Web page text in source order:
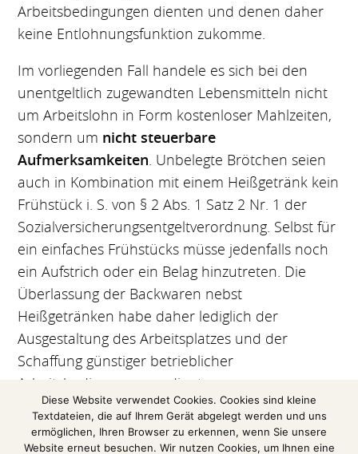
Arbeitsbedingungen dienten und denen daher
keine Entlohnungsfunktion zukomme.
Im vorliegenden Fall handele es sich bei den
unentgeltlich zugewandten Lebensmitteln nicht
um Arbeitslohn in Form kostenloser Mahlzeiten,
sondern um nicht steuerbare
Aufmerksamkeiten. Unbelegte Brötchen seien
auch in Kombination mit einem Heißgetränk kein
Frühstück i. S. von § 2 Abs. 1 Satz 2 Nr. 1 der
Sozialversicherungsentgeltverordnung. Selbst für
ein einfaches Frühstücks müsse jedenfalls noch
ein Aufstrich oder ein Belag hinzutreten. Die
Überlassung der Backwaren nebst
Heißgetränken habe daher lediglich der
Ausgestaltung des Arbeitsplatzes und der
Schaffung günstiger betrieblicher
Arbeitsbedingungen gedient.
(Auszug aus einer Pressenmitteilung des
Bundesfinanzhofs)
Diese Website verwendet Cookies. Cookies sind kleine
Textdateien, die auf Ihrem Gerät abgelegt werden und uns
ermöglichen, Ihren Browser zu erkennen, wenn Sie unsere
Website erneut besuchen. Wir nutzen Cookies, um Ihnen eine